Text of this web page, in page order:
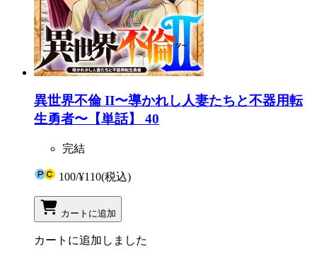
異世界不倫 II〜導かれし人妻たちと不器用転
生勇者〜【単話】 40
完結
100/¥110(税込)
カートに追加
カートに追加しました